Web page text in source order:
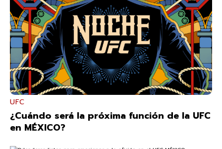
UFC
¿Cuándo será la próxima función de la UFC
en MÉXICO?